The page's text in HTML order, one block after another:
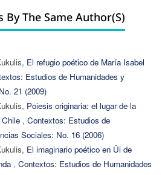
By The Same Author(s)
El refugio poético de María Isabel
Estudios de Humanidades y
21 (2009)
Poiesis originaria: el lugar de la
, Contextos: Estudios de
Sociales: No. 16 (2006)
El imaginario poético en Üi de
, Contextos: Estudios de Humanidades